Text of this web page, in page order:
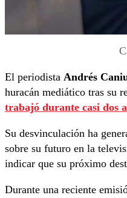
El periodista Andrés
huracán mediático tras su
trabajó durante casi dos
Su desvinculación ha
sobre su futuro en la
indicar que su próximo
Durante una reciente